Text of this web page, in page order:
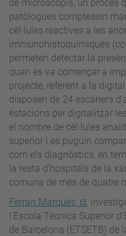
de microscopis, un procés
patòlogues comptessin
cèl·lules reactives a les
immunohistoquímiques
permeten detectar la
quan es va començar a
projecte, referent a la
disposen de 24 escàners
estacions per digitalitzar
el nombre de cèl·lules
superior i es puguin
com els diagnòstics, en
la resta d’hospitals de la
comuna de més de quatre
Ferran Marqués
,
l’Escola Tècnica Superior
de Barcelona (ETSETB) de